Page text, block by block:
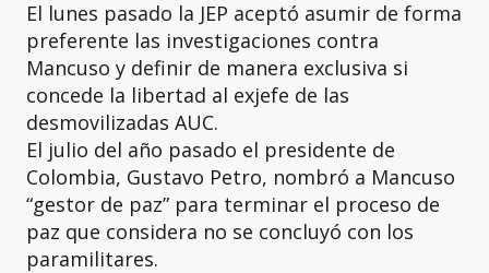
El lunes pasado la JEP aceptó asumir de forma
preferente las investigaciones contra
Mancuso y definir de manera exclusiva si
concede la libertad al exjefe de las
desmovilizadas AUC.
El julio del año pasado el presidente de
Colombia, Gustavo Petro, nombró a Mancuso
“gestor de paz” para terminar el proceso de
paz que considera no se concluyó con los
paramilitares.